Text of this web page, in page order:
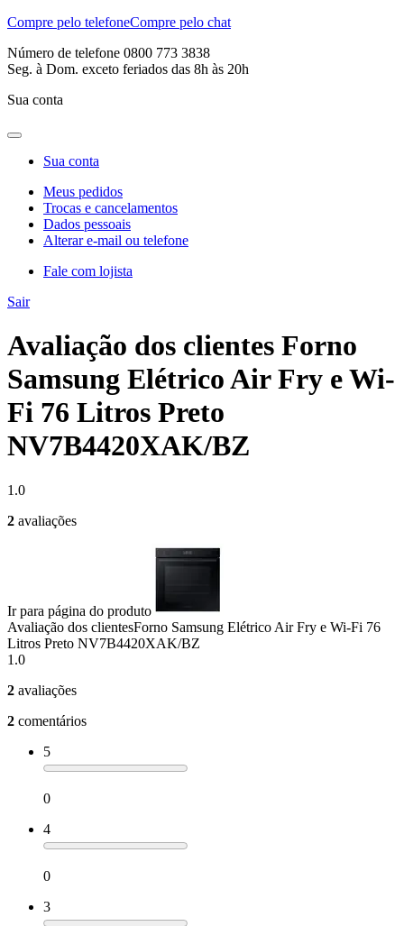
Compre pelo telefoneCompre pelo chat
Número de telefone 0800 773 3838
Seg. à Dom. exceto feriados das 8h às 20h
Sua conta
Sua conta
Meus pedidos
Trocas e cancelamentos
Dados pessoais
Alterar e-mail ou telefone
Fale com lojista
Sair
Avaliação dos clientes Forno
Samsung Elétrico Air Fry e Wi-
Fi 76 Litros Preto
NV7B4420XAK/BZ
1.0
2 avaliações
Ir para página do produto
Avaliação dos clientesForno Samsung Elétrico Air Fry e Wi-Fi 76
Litros Preto NV7B4420XAK/BZ
1.0
2 avaliações
2 comentários
5
0
4
0
3